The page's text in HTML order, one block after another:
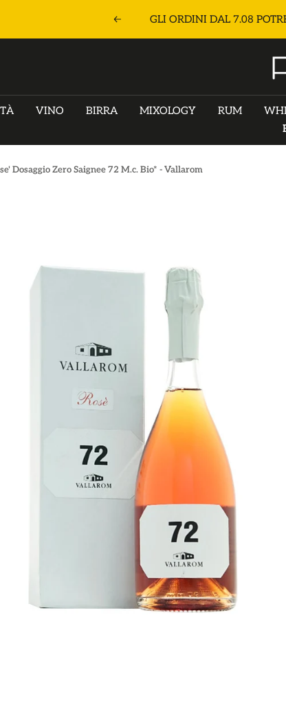
PrecedenteGLI ORDINI DAL 7.08
VINO BIRRA MIXOLOGY RUM
Dosaggio Zero Saignee 72 M.c. Bio* - Vallarom